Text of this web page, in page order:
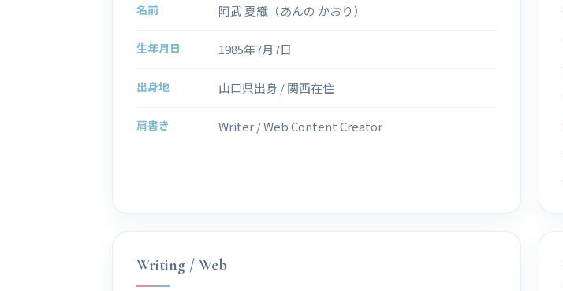
名前 阿武 夏織（あんの かおり）
生年月日 1985年7月7日
出身地 山口県出身 / 関西在住
肩書き Writer / Web Content Creator
Writing / Web